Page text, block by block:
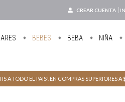
CREAR CUENTA
BEBES BEBA NIÑA
A TODO EL PAIS! EN COMPRAS SUPERIORES